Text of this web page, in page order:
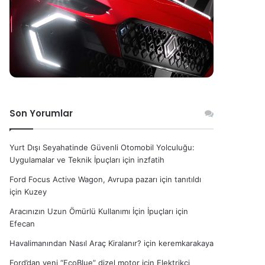
Son Yorumlar
Yurt Dışı Seyahatinde Güvenli Otomobil Yolculuğu:
Uygulamalar ve Teknik İpuçları için inzfatih
Ford Focus Active Wagon, Avrupa pazarı için tanıtıldı
için Kuzey
Aracınızın Uzun Ömürlü Kullanımı İçin İpuçları için
Efecan
Havalimanından Nasıl Araç Kiralanır? için keremkarakaya
Ford’dan yeni “EcoBlue” dizel motor için Elektrikçi